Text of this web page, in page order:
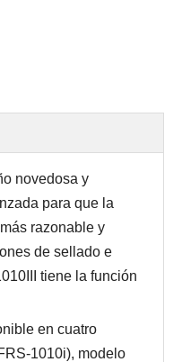
novedosa y
para que la
razonable y
de sellado e
tiene la función
en cuatro
1010i), modelo